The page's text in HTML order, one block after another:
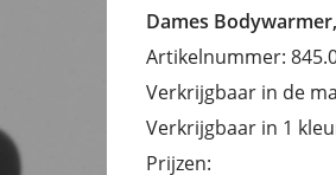
Dames
Artikelnummer:
Verkrijgbaar in de
Verkrijgbaar in 1
Prijzen: